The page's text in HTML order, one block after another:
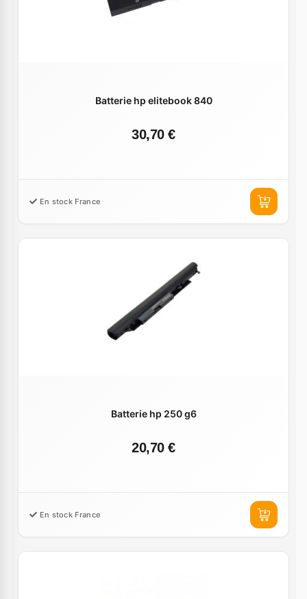
Batterie hp elitebook 840
30,70 €
En stock France
Batterie hp 250 g6
20,70 €
En stock France